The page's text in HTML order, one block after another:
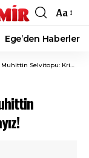
Font
Resizer
Aa
Ege’den Haberler
Krize Rağmen Ayaktayız!